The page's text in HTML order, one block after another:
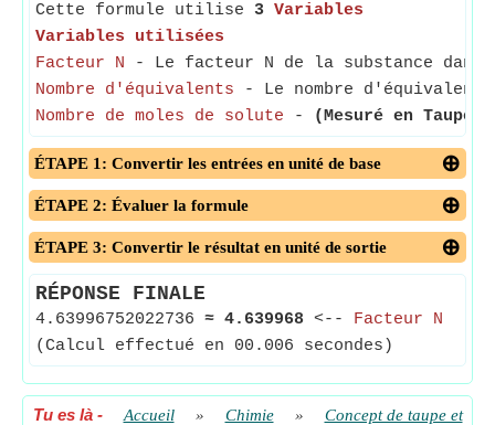
Cette formule utilise 3 Variables
Variables utilisées
Facteur N - Le facteur N de la substance dans
Nombre d'équivalents - Le nombre
Nombre de moles de solute - (Mesuré en Taupe)
ÉTAPE 1: Convertir les entrées en unité de base
ÉTAPE 2: Évaluer la formule
ÉTAPE 3: Convertir le résultat en unité de sortie
RÉPONSE FINALE
4.63996752022736 ≈ 4.639968 <-- Facteur N
(Calcul effectué en 00.006 secondes)
Tu es là- Accueil » Chimie »
Concept de taupe et